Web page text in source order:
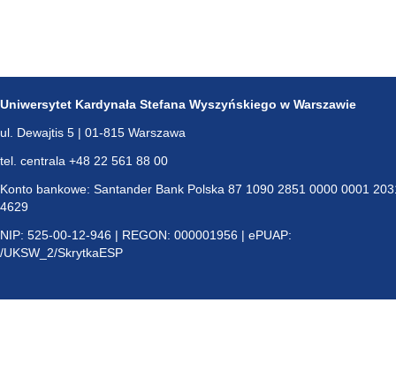
Uniwersytet Kardynała Stefana Wyszyńskiego w Warszawie
ul. Dewajtis 5 | 01-815 Warszawa
tel. centrala +48 22 561 88 00
Konto bankowe: Santander Bank Polska 87 1090 2851 0000 0001
4629
NIP: 525-00-12-946 | REGON: 000001956 | ePUAP:
/UKSW_2/SkrytkaESP